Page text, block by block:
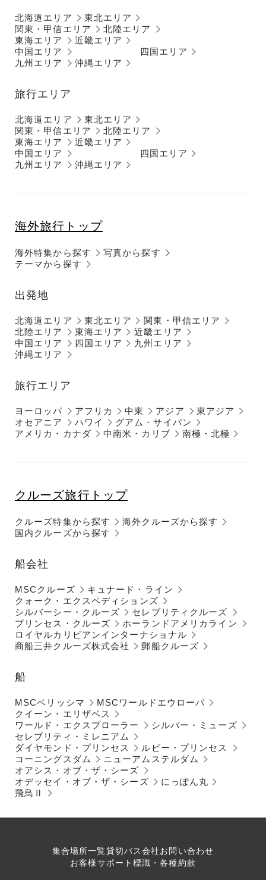
北海道エリア
東北エリア
関東・甲信エリア
北陸エリア
東海エリア
近畿エリア
中国エリア
四国エリア
九州エリア
沖縄エリア
旅行エリア
北海道エリア
東北エリア
関東・甲信エリア
北陸エリア
東海エリア
近畿エリア
中国エリア
四国エリア
九州エリア
沖縄エリア
海外旅行トップ
海外特集から探す
テーマから探す
写真から探す
出発地
北海道エリア 東北エリア
関東・甲信エリア
北陸エリア
東海エリア
近畿エリア
中国エリア
四国エリア
九州エリア
沖縄エリア
旅行エリア
ヨーロッパ アフリカ 中東 アジア
東アジア
オセアニア
ハワイ
グアム・サイパン
アメリカ・カナダ
中南米・カリブ 南極・北極
クルーズ旅行トップ
クルーズ特集から探す
国内クルーズから探す
海外クルーズから探す
船会社
MSCクルーズ
キュナード・ライン
クォーク・エクスペディションズ
シルバーシー・クルーズ
セレブリティクルーズ
プリンセス・クルーズ
ホーランドアメリカライン
ロイヤルカリビアンインターナショナル
商船三井クルーズ株式会社
郵船クルーズ
船
MSCベリッシマ
MSCワールドエウローパ
クイーン・エリザベス
ワールド・エクスプローラー
シルバー・ミューズ
セレブリティ・ミレニアム
ダイヤモンド・プリンセス
ルビー・プリンセス
コーニングスダム
ニューアムステルダム
オアシス・オブ・ザ・シーズ
オデッセイ・オブ・ザ・シーズ
にっぽん丸
飛鳥Ⅱ
集合場所一覧貸切バス会社お問い合わせ
お客様サポート 標識・各種約款